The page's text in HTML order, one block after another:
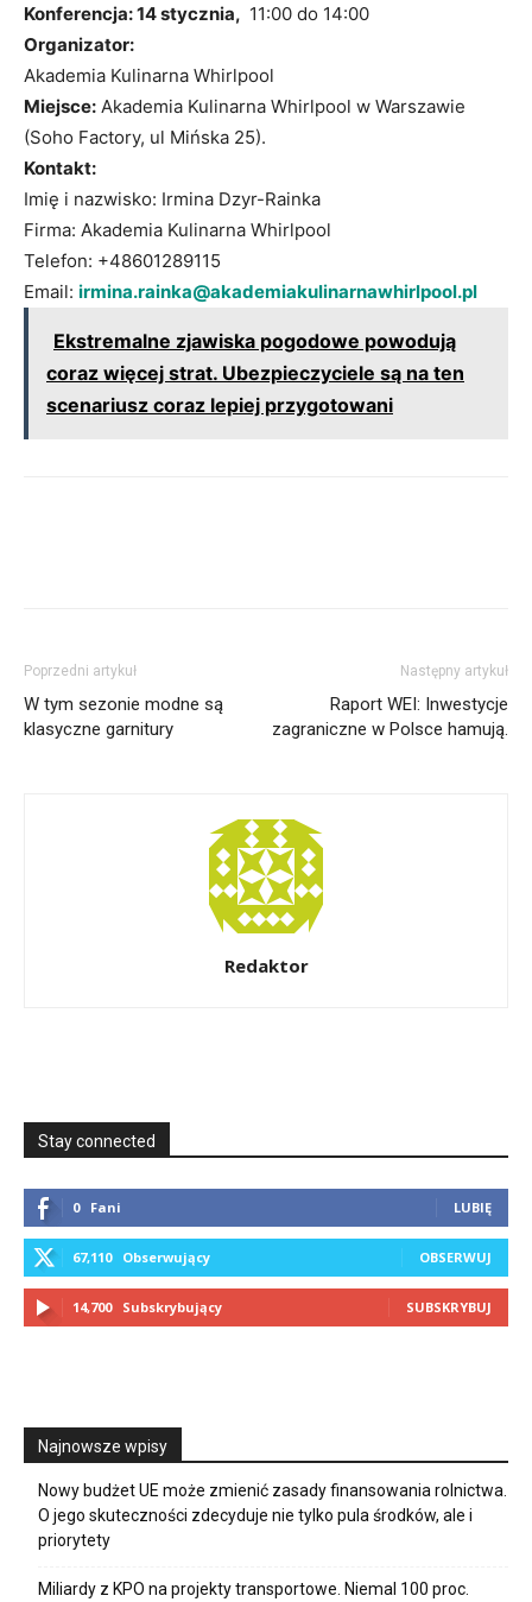
Konferencja: 14 stycznia, 11:00 do 14:00
Organizator:
Akademia Kulinarna Whirlpool
Miejsce: Akademia Kulinarna Whirlpool w Warszawie
(Soho Factory, ul Mińska 25).
Kontakt:
Imię i nazwisko: Irmina Dzyr-Rainka
Firma: Akademia Kulinarna Whirlpool
Telefon: +48601289115
Email: irmina.rainka@akademiakulinarnawhirlpool.pl
Ekstremalne zjawiska pogodowe powodują
coraz więcej strat. Ubezpieczyciele są na ten
scenariusz coraz lepiej przygotowani
Poprzedni artykuł
W tym sezonie modne są
klasyczne garnitury
Następny artykuł
Raport WEI: Inwestycje
zagraniczne w Polsce hamują.
Redaktor
Stay connected
0 Fani LUBIĘ
67,110 Obserwujący OBSERWUJ
14,700 Subskrybujący SUBSKRYBUJ
Najnowsze wpisy
Nowy budżet UE może zmienić zasady finansowania rolnictwa.
O jego skuteczności zdecyduje nie tylko pula środków, ale i
priorytety
Miliardy z KPO na projekty transportowe. Niemal 100 proc.